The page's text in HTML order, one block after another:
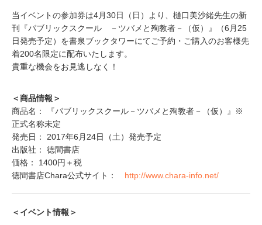
当イベントの参加券は4月30日（日）より、樋口美沙緒先生の新
刊『パブリックスクール －ツバメと殉教者－（仮）』（6月25
日発売予定）を書泉ブックタワーにてご予約・ご購入のお客様先
着200名限定に配布いたします。
貴重な機会をお見逃しなく！
＜商品情報＞
商品名： 『パブリックスクール－ツバメと殉教者－（仮）』※
正式名称未定
発売日： 2017年6月24日（土）発売予定
出版社： 徳間書店
価格： 1400円＋税
徳間書店Chara公式サイト： http://www.chara-info.net/
＜イベント情報＞